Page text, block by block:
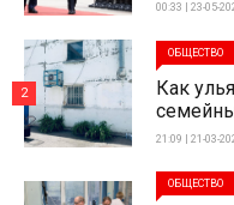
00:33 | 23-05-
ОБЩЕСТВО
Как
21:09 | 21-03-
2
ОБЩЕСТВО